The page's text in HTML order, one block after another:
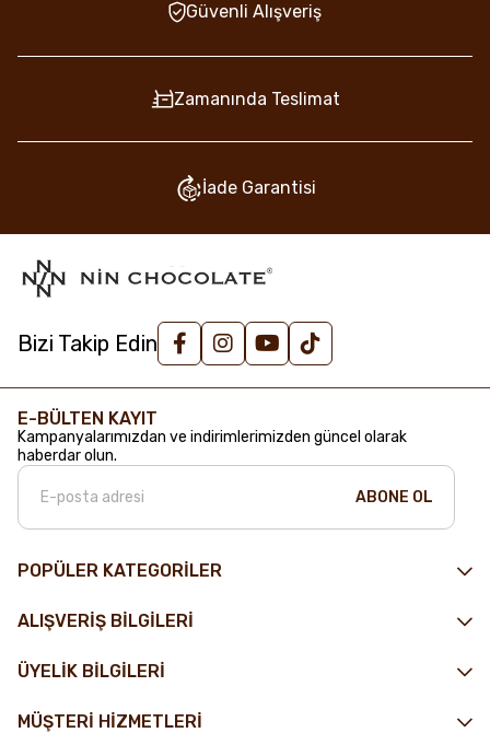
Güvenli Alışveriş
Zamanında Teslimat
İade Garantisi
Bizi Takip Edin
POPÜLER KATEGORİLER
ALIŞVERİŞ BİLGİLERİ
ÜYELİK BİLGİLERİ
MÜŞTERİ HİZMETLERİ
E-BÜLTEN KAYIT
Kampanyalarımızdan ve indirimlerimizden güncel olarak
haberdar olun.
ABONE OL